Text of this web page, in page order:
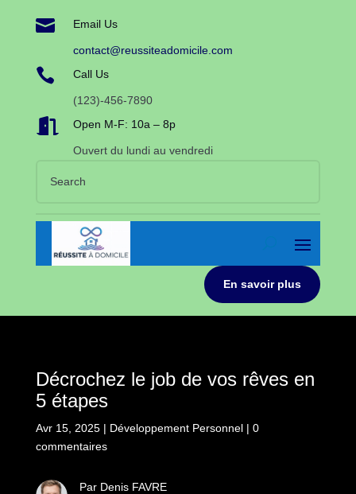
 Email Us
contact@reussiteadomicile.com
 Call Us
(123)-456-7890
 Open M-F: 10a – 8p
Ouvert du lundi au vendredi
En savoir plus
Décrochez le job de vos rêves en
5 étapes
Avr 15, 2025| Développement Personnel| 0
commentaires
Par Denis FAVRE